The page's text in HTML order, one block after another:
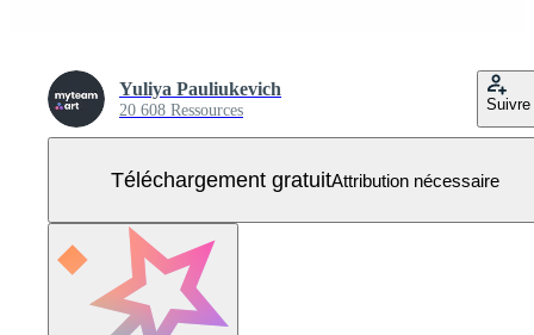
Yuliya Pauliukevich
20 608 Ressources Suivre
Téléchargement gratuitAttribution nécessaire